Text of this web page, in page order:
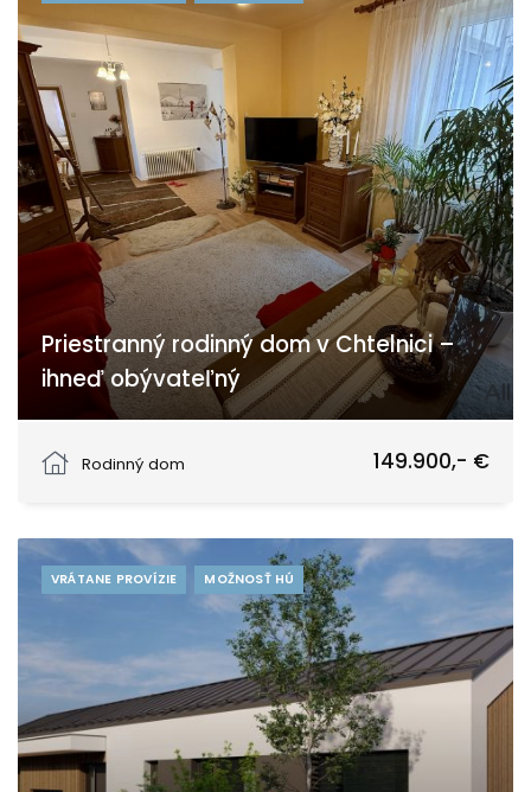
Priestranný rodinný dom v Chtelnici –
ihneď obývateľný
Rodinný dom
149.900,- €
VRÁTANE PROVÍZIE MOŽNOSŤ HÚ